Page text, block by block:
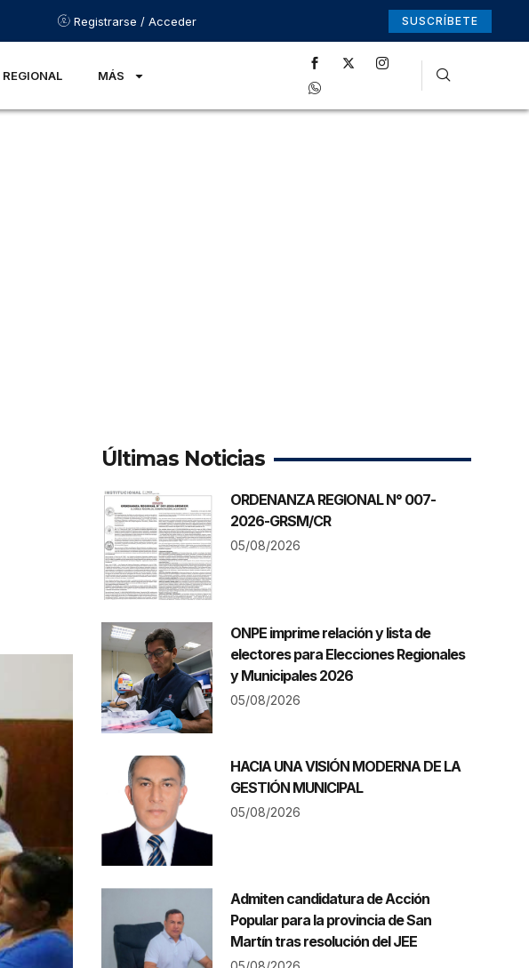
Registrarse / Acceder SUSCRÍBETE
REGIONAL MÁS
Últimas Noticias
ORDENANZA REGIONAL N° 007-
2026-GRSM/CR
05/08/2026
ONPE imprime relación y lista de
electores para Elecciones Regionales
y Municipales 2026
05/08/2026
HACIA UNA VISIÓN MODERNA DE LA
GESTIÓN MUNICIPAL
05/08/2026
Admiten candidatura de Acción
Popular para la provincia de San
Martín tras resolución del JEE